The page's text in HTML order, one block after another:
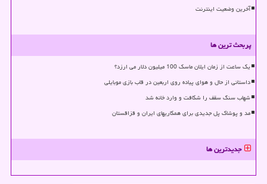
آخرین وضعیت اینترنت
پربحث ترین ها
یک ساعت از زمان ایلان ماسک 100 میلیون دلار می ارزد؟
داستانی از حال و هوای پیاده روی اربعین در قاب بازی موبایلی
شهاب سنگ سقف را شکافت و وارد خانه شد
مد و پوشاک پل جدیدی برای همکاریهای ایران و قزاقستان
جدیدترین ها